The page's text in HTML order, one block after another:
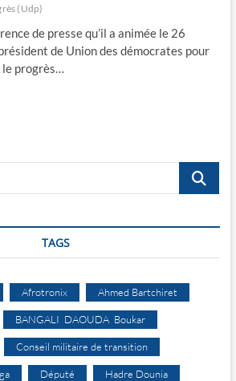
(Udp)
de presse qu’il a animée le 26
de Union des démocrates pour
le progrès…
Recherche
TAGS
Afrotronix Ahmed Bartchiret
BANGALI DAOUDA Boukar
Conseil militaire de transition
Député Hadre Dounia